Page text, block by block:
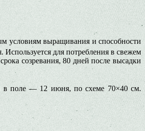
условиям выращивания и способности
для пот­ребления в свежем
созрева­ния, 80 дней после высадки
в поле — 12 июня, по схеме 70×40 см.